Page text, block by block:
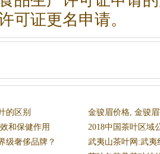
可证更名申请。
的区别
金骏眉价格, 金骏
和保健作用
2018中国茶叶区域
级奢侈品牌？
武夷山茶叶网:武夷